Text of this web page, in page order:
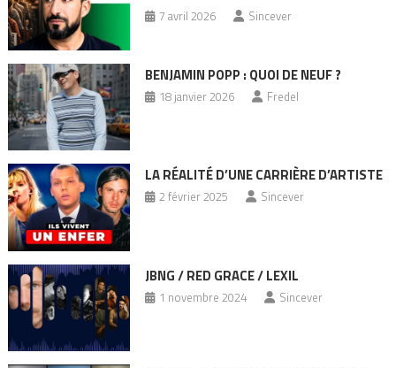
7 avril 2026 Sincever
BENJAMIN POPP : QUOI DE NEUF ?
18 janvier 2026 Fredel
LA RÉALITÉ D’UNE CARRIÈRE D’ARTISTE
2 février 2025 Sincever
JBNG / RED GRACE / LEXIL
1 novembre 2024 Sincever